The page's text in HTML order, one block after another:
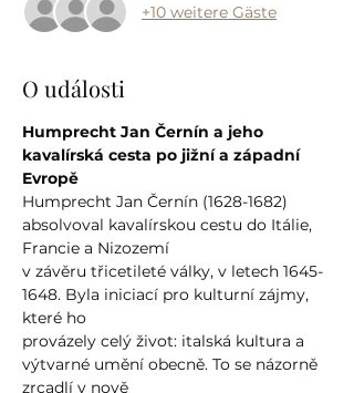
+10 weitere Gäste
O události
Humprecht Jan Černín a jeho
kavalírská cesta po jižní a západní
Evropě
Humprecht Jan Černín (1628-1682)
absolvoval kavalírskou cestu do Itálie,
Francie a Nizozemí
v závěru třicetileté války, v letech 1645-
1648. Byla iniciací pro kulturní zájmy,
které ho
provázely celý život: italská kultura a
výtvarné umění obecně. To se názorně
zrcadlí v nově